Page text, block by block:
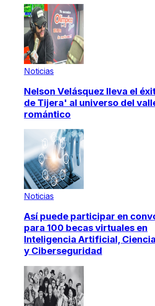
Noticias
Nelson Velásquez lleva el
de Tijera' al universo del
romántico
Noticias
Así puede participar en
para 100 becas virtuales en
Inteligencia Artificial,
y Ciberseguridad